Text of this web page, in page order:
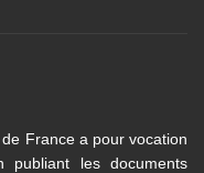
France a pour vocation
publiant les documents